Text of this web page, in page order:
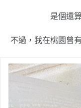
是個還
不過，我在桃園曾